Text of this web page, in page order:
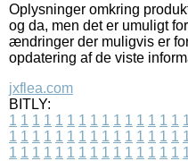
Oplysninger omkring
og da, men det er umuligt
ændringer der muligvis er
opdatering af de viste
jxflea.com
BITLY:
1 1 1 1 1 1 1 1 1 1 1 1 1 1 1
1 1 1 1 1 1 1 1 1 1 1 1 1 1 1
1 1 1 1 1 1 1 1 1 1 1 1 1 1 1